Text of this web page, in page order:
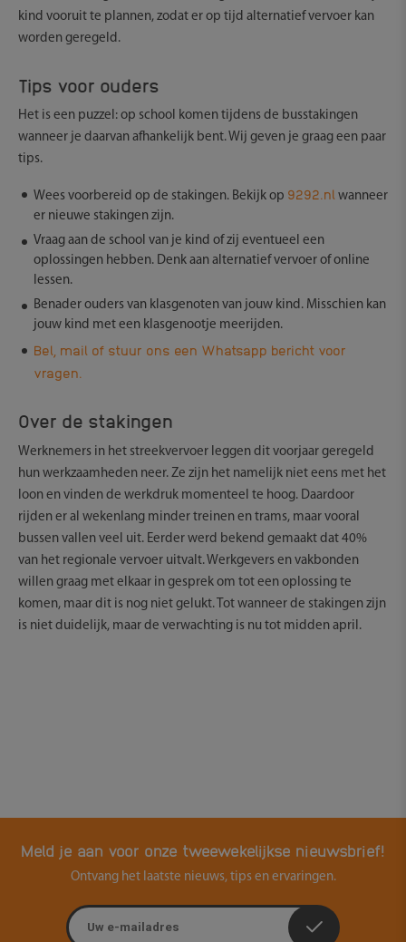
kind vooruit te plannen, zodat er op tijd alternatief vervoer kan
worden geregeld.
Tips voor ouders
Het is een puzzel: op school komen tijdens de busstakingen
wanneer je daarvan afhankelijk bent. Wij geven je graag een paar
tips.
Wees voorbereid op de stakingen. Bekijk op 9292.nl wanneer
er nieuwe stakingen zijn.
Vraag aan de school van je kind of zij eventueel een
oplossingen hebben. Denk aan alternatief vervoer of online
lessen.
Benader ouders van klasgenoten van jouw kind. Misschien kan
jouw kind met een klasgenootje meerijden.
Bel, mail of stuur ons een Whatsapp bericht voor
vragen.
Over de stakingen
Werknemers in het streekvervoer leggen dit voorjaar geregeld
hun werkzaamheden neer. Ze zijn het namelijk niet eens met het
loon en vinden de werkdruk momenteel te hoog. Daardoor
rijden er al wekenlang minder treinen en trams, maar vooral
bussen vallen veel uit. Eerder werd bekend gemaakt dat 40%
van het regionale vervoer uitvalt. Werkgevers en vakbonden
willen graag met elkaar in gesprek om tot een oplossing te
komen, maar dit is nog niet gelukt. Tot wanneer de stakingen zijn
is niet duidelijk, maar de verwachting is nu tot midden april.
Meld je aan voor onze tweewekelijkse nieuwsbrief!
Ontvang het laatste nieuws, tips en ervaringen.
E-mailadres